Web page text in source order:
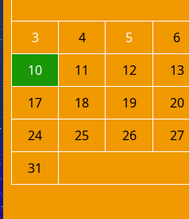
3
4 5 6
10
11 12 13
17
18 19 20
24
25 26 27
31